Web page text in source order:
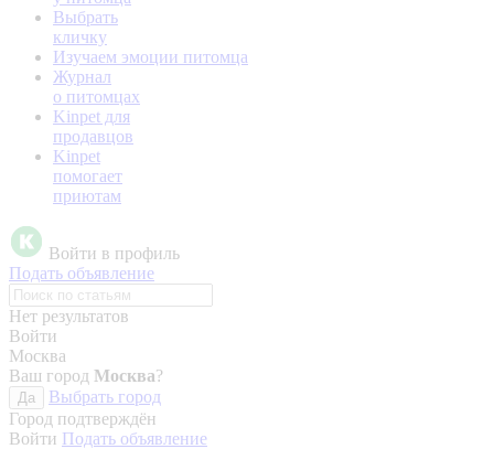
Выбрать
кличку
Изучаем эмоции питомца
Журнал
о питомцах
Kinpet для
продавцов
Kinpet
помогает
приютам
Войти в профиль
Подать объявление
Нет результатов
Войти
Москва
Ваш город Москва?
Да
Выбрать город
Город подтверждён
Войти Подать объявление